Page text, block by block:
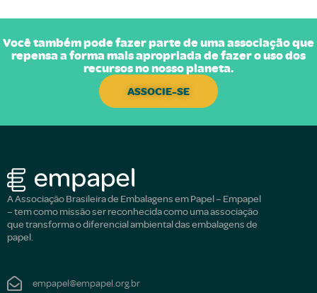
Você também pode fazer parte de uma associação que
repensa a forma mais apropriada de fazer o uso dos
recursos no nosso planeta.
ASSOCIE-SE
A Associação Brasileira de Embalagens em Papel – Empapel
– tem como missão ser reconhecida como uma associação
que transforma o diferencial ambiental das embalagens de
papel.
empapel@empapel.org.br